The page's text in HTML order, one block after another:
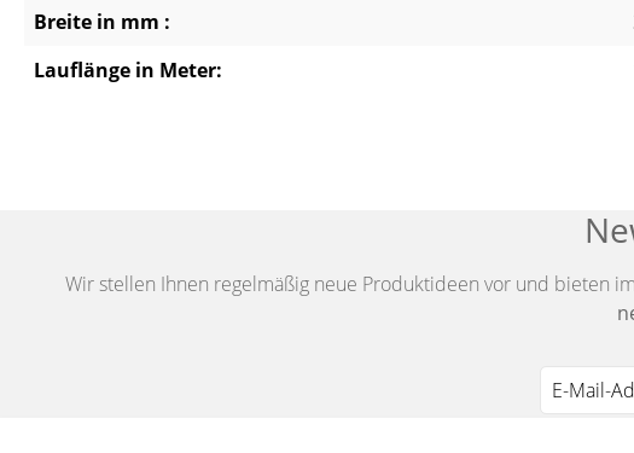
Breite in mm :
Lauflänge in Meter:
Wir stellen Ihnen regelmäßig neue Produktideen vor und bieten